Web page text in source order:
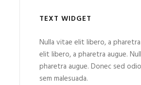
TEXT WIDGET
Nulla vitae elit libero, a
elit libero, a pharetra augue.
pharetra augue. Donec sed
sem malesuada.